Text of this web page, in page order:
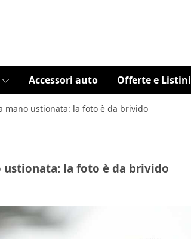
Accessori auto Offerte e Listini
mano ustionata: la foto è da brivido
la foto è da brivido